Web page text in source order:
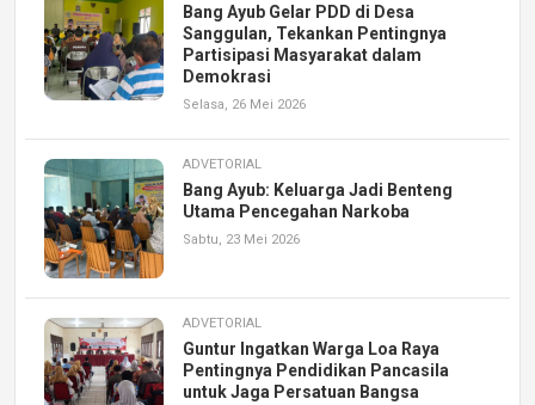
Bang Ayub Gelar PDD di Desa
Sanggulan, Tekankan Pentingnya
Partisipasi Masyarakat dalam
Demokrasi
Selasa, 26 Mei 2026
ADVETORIAL
Bang Ayub: Keluarga Jadi Benteng
Utama Pencegahan Narkoba
Sabtu, 23 Mei 2026
ADVETORIAL
Guntur Ingatkan Warga Loa Raya
Pentingnya Pendidikan Pancasila
untuk Jaga Persatuan Bangsa